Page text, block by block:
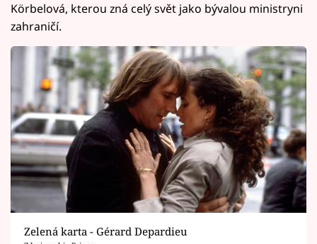
Körbelová, kterou zná celý svět jako bývalou ministryni
zahraničí.
Zelená karta - Gérard Depardieu